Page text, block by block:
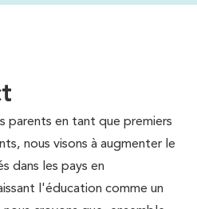
parents en tant que premiers
nous visons à augmenter le
dans les pays en
l'éducation comme un